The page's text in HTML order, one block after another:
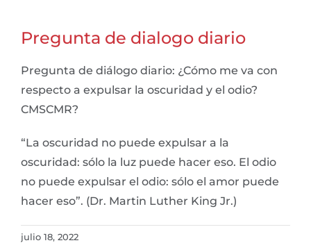
Pregunta de dialogo diario
Pregunta de diálogo diario: ¿Cómo me va con
respecto a expulsar la oscuridad y el odio?
CMSCMR?
“La oscuridad no puede expulsar a la
oscuridad: sólo la luz puede hacer eso. El odio
no puede expulsar el odio: sólo el amor puede
hacer eso”. (Dr. Martin Luther King Jr.)
julio 18, 2022